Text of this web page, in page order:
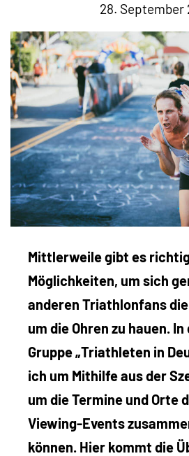
28. September
Mittlerweile gibt es
Möglichkeiten, um sich
anderen Triathlonfans
um die Ohren zu hauen.
Gruppe „Triathleten in
ich um Mithilfe aus der
um die Termine und Orte
Viewing-Events
können. Hier kommt die